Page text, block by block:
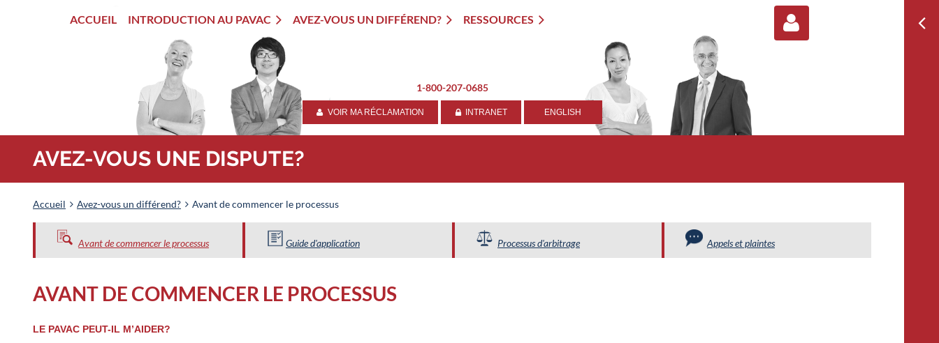
ACCUEIL INTRODUCTION AU PAVAC AVEZ-VOUS UN DIFFÉREND? RESSOURCES
1-800-207-0685
 VOIR MA RÉCLAMATION  INTRANET ENGLISH
AVEZ-VOUS UNE DISPUTE?
Accueil Avez-vous un différend? Avant de commencer le processus
Avant de commencer le processus Guide d'application Processus d'arbitrage Appels et plaintes
AVANT DE COMMENCER LE PROCESSUS
LE PAVAC PEUT-IL M’AIDER?